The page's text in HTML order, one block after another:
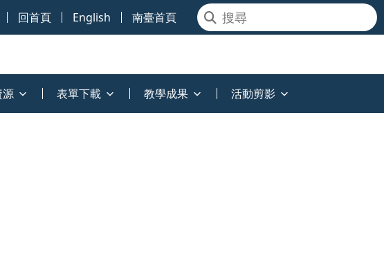
回首頁 English 南臺首頁
源 表單下載 教學成果 活動剪影